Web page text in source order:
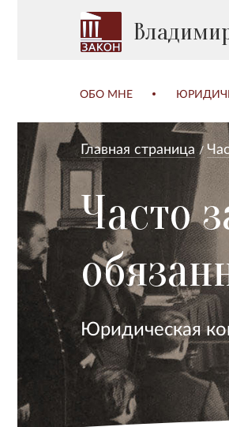
ОБО МНЕ
Главная страница
Часто
Юридическая